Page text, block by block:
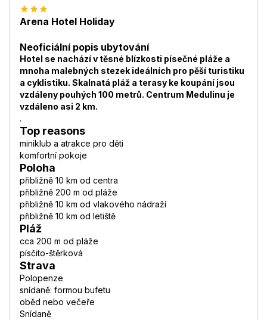
Arena Hotel Holiday
Neoficiální popis ubytování
Hotel se nachází v těsné blízkosti písečné pláže a
mnoha malebných stezek ideálních pro pěší turistiku
a cyklistiku. Skalnatá pláž a terasy ke koupání jsou
vzdáleny pouhých 100 metrů. Centrum Medulinu je
vzdáleno asi 2 km.
.
Top reasons
miniklub a atrakce pro děti
komfortní pokoje
Poloha
přibližně 10 km od centra
přibližně 200 m od pláže
přibližně 10 km od vlakového nádraží
přibližně 10 km od letiště
Pláž
cca 200 m od pláže
písčito-štěrková
Strava
Polopenze
snídaně: formou bufetu
oběd nebo večeře
Snídaně